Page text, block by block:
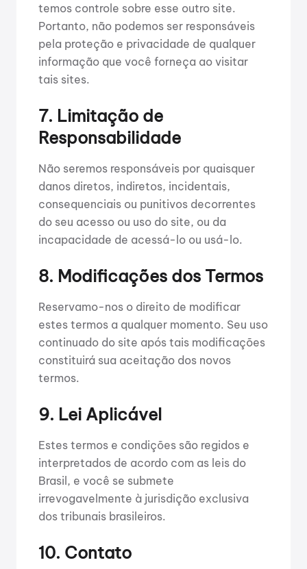
temos controle sobre esse outro site.
Portanto, não podemos ser responsáveis
pela proteção e privacidade de qualquer
informação que você forneça ao visitar
tais sites.
7. Limitação de
Responsabilidade
Não seremos responsáveis por quaisquer
danos diretos, indiretos, incidentais,
consequenciais ou punitivos decorrentes
do seu acesso ou uso do site, ou da
incapacidade de acessá-lo ou usá-lo.
8. Modificações dos Termos
Reservamo-nos o direito de modificar
estes termos a qualquer momento. Seu uso
continuado do site após tais modificações
constituirá sua aceitação dos novos
termos.
9. Lei Aplicável
Estes termos e condições são regidos e
interpretados de acordo com as leis do
Brasil, e você se submete
irrevogavelmente à jurisdição exclusiva
dos tribunais brasileiros.
10. Contato